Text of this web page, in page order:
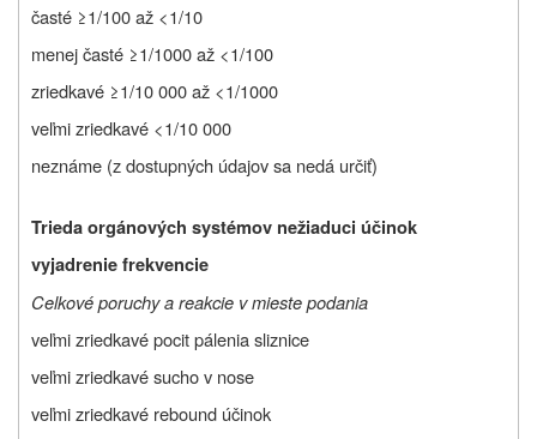
časté ≥1/100 až <1/10
menej časté ≥1/1000 až <1/100
zriedkavé ≥1/10 000 až <1/1000
veľmi zriedkavé <1/10 000
neznáme (z dostupných údajov sa nedá určiť)
Trieda orgánových systémov nežiaduci účinok
vyjadrenie frekvencie
Celkové poruchy a reakcie v mieste podania
veľmi zriedkavé pocit pálenia sliznice
veľmi zriedkavé sucho v nose
veľmi zriedkavé rebound účinok